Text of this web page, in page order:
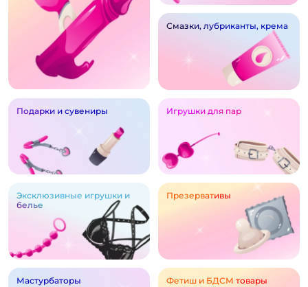
Смазки, лубриканты, крема
Подарки и сувениры Игрушки для пар
Эксклюзивные игрушки и
белье
Презервативы
Мастурбаторы Фетиш и БДСМ товары